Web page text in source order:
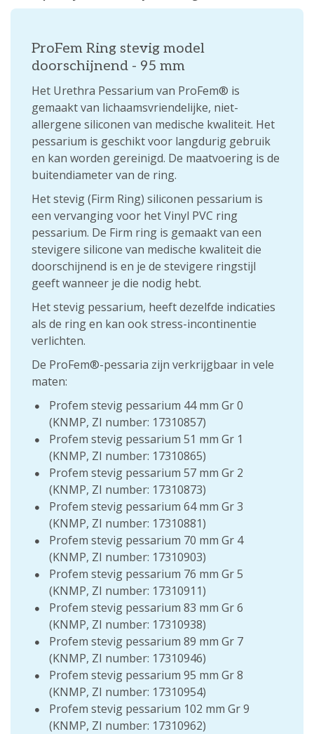
ProFem Ring stevig model
doorschijnend - 95 mm
Het Urethra Pessarium van ProFem® is
gemaakt van lichaamsvriendelijke, niet-
allergene siliconen van medische kwaliteit. Het
pessarium is geschikt voor langdurig gebruik
en kan worden gereinigd. De maatvoering is de
buitendiameter van de ring.
Het stevig (Firm Ring) siliconen pessarium is
een vervanging voor het Vinyl PVC ring
pessarium. De Firm ring is gemaakt van een
stevigere silicone van medische kwaliteit die
doorschijnend is en je de stevigere ringstijl
geeft wanneer je die nodig hebt.
Het stevig pessarium, heeft dezelfde indicaties
als de ring en kan ook stress-incontinentie
verlichten.
De ProFem®-pessaria zijn verkrijgbaar in vele
maten:
Profem stevig pessarium 44 mm Gr 0
(KNMP, ZI number: 17310857)
Profem stevig pessarium 51 mm Gr 1
(KNMP, ZI number: 17310865)
Profem stevig pessarium 57 mm Gr 2
(KNMP, ZI number: 17310873)
Profem stevig pessarium 64 mm Gr 3
(KNMP, ZI number: 17310881)
Profem stevig pessarium 70 mm Gr 4
(KNMP, ZI number: 17310903)
Profem stevig pessarium 76 mm Gr 5
(KNMP, ZI number: 17310911)
Profem stevig pessarium 83 mm Gr 6
(KNMP, ZI number: 17310938)
Profem stevig pessarium 89 mm Gr 7
(KNMP, ZI number: 17310946)
Profem stevig pessarium 95 mm Gr 8
(KNMP, ZI number: 17310954)
Profem stevig pessarium 102 mm Gr 9
(KNMP, ZI number: 17310962)